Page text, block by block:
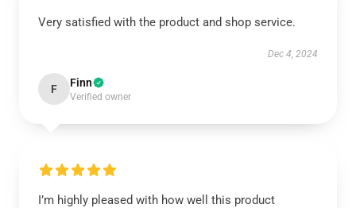
Very satisfied with the product and shop service.
Dec 4, 2024
F Finn
Verified owner
I’m highly pleased with how well this product